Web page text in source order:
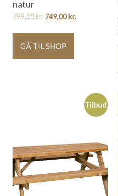
natur
799,00kr. 749,00kr.
GÅ TIL SHOP
Tilbud